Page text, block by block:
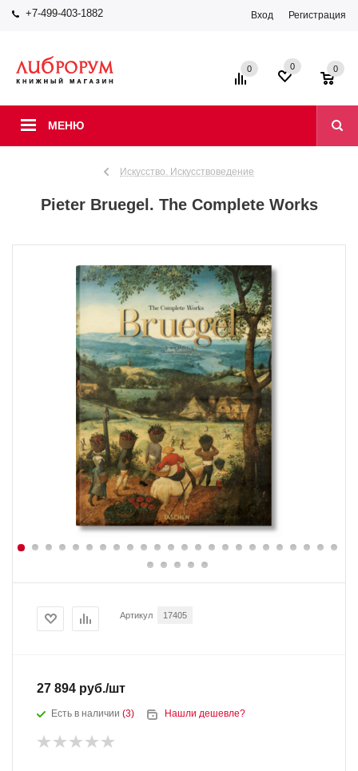
+7-499-403-1882 Вход Регистрация
МЕНЮ
0 0 0
Искусство. Искусствоведение
Pieter Bruegel. The Complete Works
Артикул 17405
27 894 руб./шт
Есть в наличии (3) Нашли дешевле?